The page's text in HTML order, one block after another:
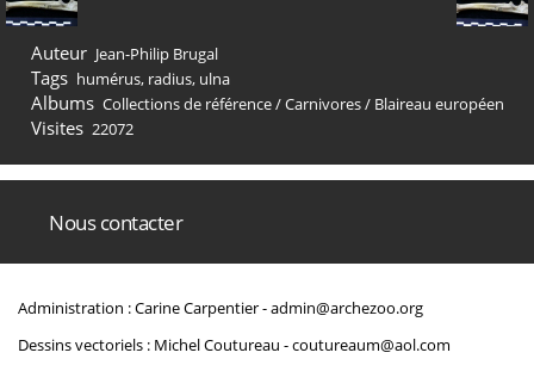
Auteur Jean-Philip Brugal
Tags humérus, radius, ulna
Albums Collections de référence/Carnivores/ Blaireau européen
Visites 22072
Nous contacter
Administration : Carine Carpentier -admin@archezoo.org
Dessins vectoriels : Michel Coutureau -coutureaum@aol.com